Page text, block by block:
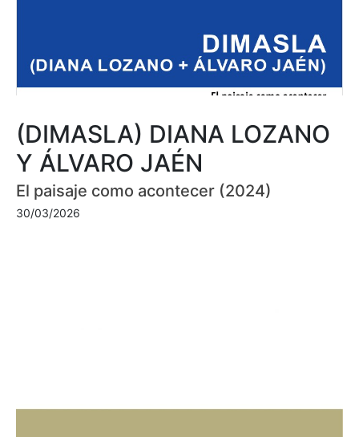
(DIMASLA) DIANA LOZANO
Y ÁLVARO JAÉN
El paisaje como acontecer (2024)
30/03/2026